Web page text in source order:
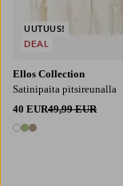
Ellos Collection
Satinipaita pitsireunalla
40 EUR49,99 EUR
3 värejä
UUTUUS!
DEAL